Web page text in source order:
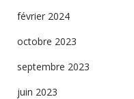
février 2024
octobre 2023
septembre 2023
juin 2023